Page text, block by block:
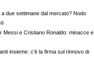
due settimane dal mercato? Nodo
Messi e Cristiano Ronaldo: minacce e
la firma sul rinnovo di